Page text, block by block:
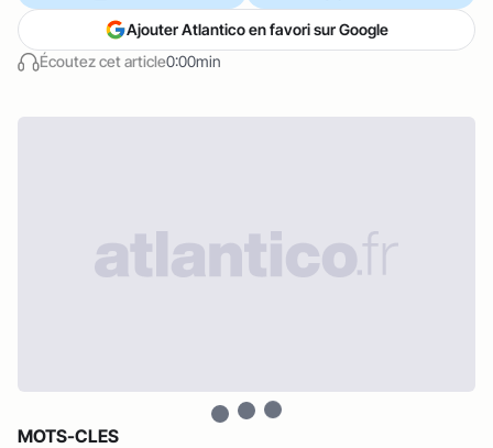
Écoutez cet article0:00min
Ajouter Atlantico en favori sur Google
MOTS-CLES